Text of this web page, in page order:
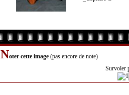
Noter cette image (pas encore de note)
Survoler